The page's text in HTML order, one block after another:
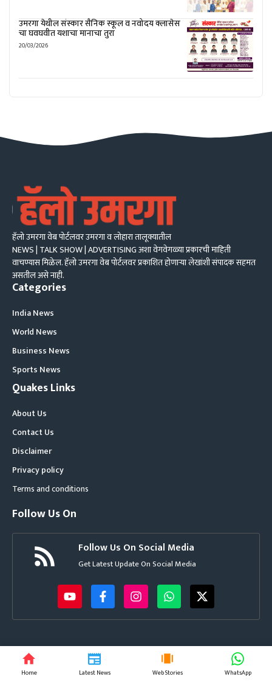
Home Latest News Web Stories WhatsApp
उमरगा येथील संस्कार सैनिक स्कूल व नवोदय क्लासेस
चा घवघवीत यशाचा मानाचा तुरा
20/03/2026
हॅलो उमरगा वेब पोर्टलवर उमरगा व लोहारा तालूक्यातील
NEWS | TALK SHOW | ADVERTISING अशा वेगवेगळ्या प्रकारची माहिती
वाचण्यास मिळेल. हॅलो उमरगा वेब पोर्टलवर प्रकाशित होणाऱ्या लेखांशी संपादक सहमत
असतील असे नाही.
Categories
India News
World News
Business News
Sports News
Quakes Links
About Us
Contact Us
Disclaimer
Privacy policy
Terms and conditions
Follow Us On
Follow Us On Social Media
Get Latest Update On Social Media
© helloomerga.com • All rights reserved